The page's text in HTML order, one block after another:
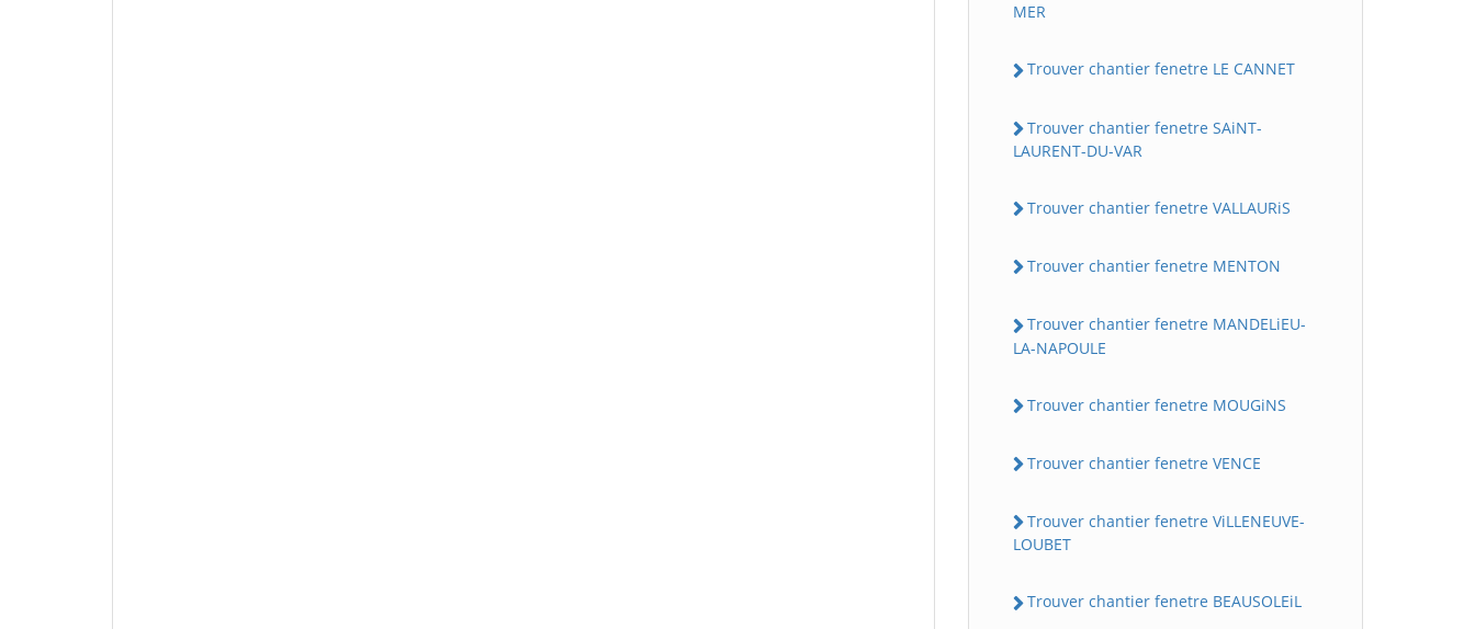
MER
Trouver chantier fenetre LE CANNET
Trouver chantier fenetre SAiNT-
LAURENT-DU-VAR
Trouver chantier fenetre VALLAURiS
Trouver chantier fenetre MENTON
Trouver chantier fenetre MANDELiEU-
LA-NAPOULE
Trouver chantier fenetre MOUGiNS
Trouver chantier fenetre VENCE
Trouver chantier fenetre ViLLENEUVE-
LOUBET
Trouver chantier fenetre BEAUSOLEiL